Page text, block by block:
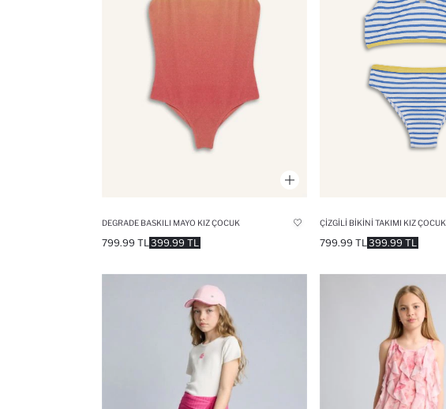
DEGRADE BASKILI MAYO KIZ ÇOCUK
399.99 TL
799.99 TL
ÇIZGILI BIKINI TAKIMI KIZ ÇOCUK
399.99 TL
799.99 TL